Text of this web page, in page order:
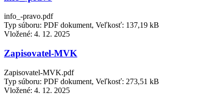
info_-pravo.pdf
Typ súboru: PDF dokument, Veľkosť: 137,19 kB
Vložené: 4. 12. 2025
Zapisovatel-MVK
Zapisovatel-MVK.pdf
Typ súboru: PDF dokument, Veľkosť: 273,51 kB
Vložené: 4. 12. 2025